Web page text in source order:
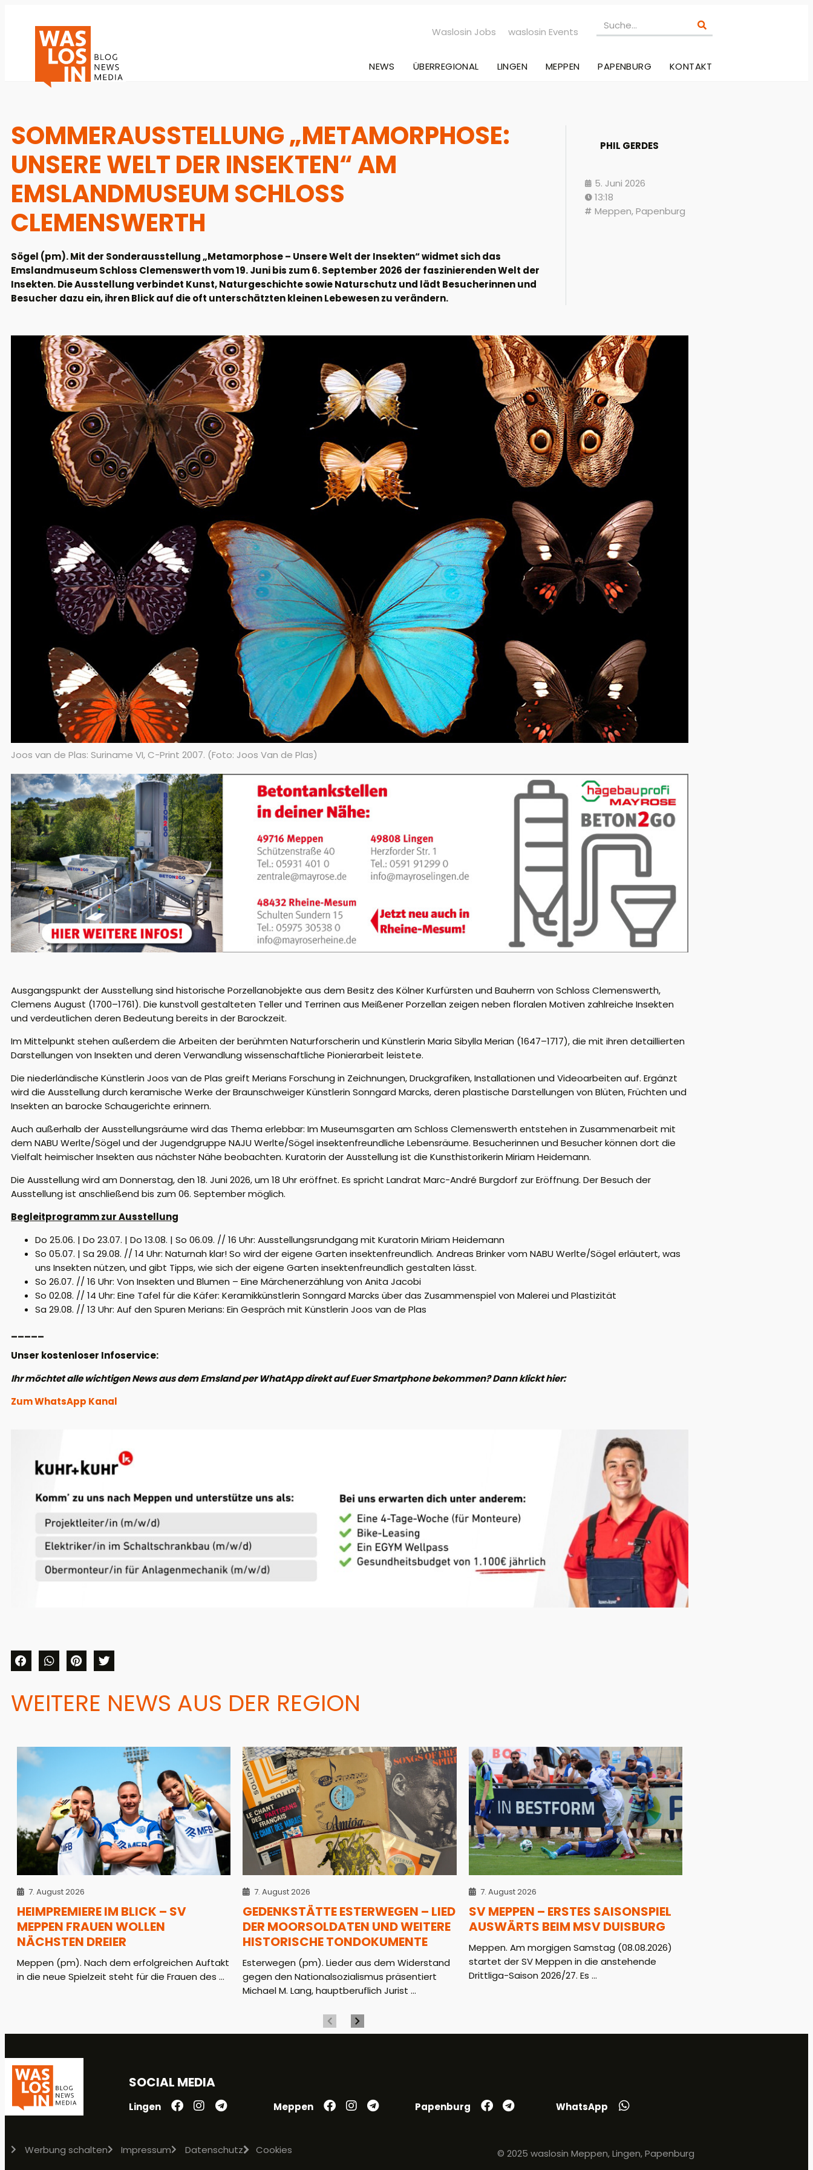
Waslosin Jobs waslosin Events
NEWS ÜBERREGIONAL LINGEN MEPPEN PAPENBURG KONTAKT
SOMMERAUSSTELLUNG „METAMORPHOSE:
UNSERE WELT DER INSEKTEN“ AM
EMSLANDMUSEUM SCHLOSS
CLEMENSWERTH
Sögel (pm). Mit der Sonderausstellung „Metamorphose – Unsere Welt der Insekten“ widmet sich das
Emslandmuseum Schloss Clemenswerth vom 19. Juni bis zum 6. September 2026 der faszinierenden Welt der
Insekten. Die Ausstellung verbindet Kunst, Naturgeschichte sowie Naturschutz und lädt Besucherinnen und
Besucher dazu ein, ihren Blick auf die oft unterschätzten kleinen Lebewesen zu verändern.
PHIL GERDES
5. Juni 2026
13:18
Meppen,Papenburg
Joos van de Plas: Suriname VI, C-Print 2007. (Foto: Joos Van de Plas)
Ausgangspunkt der Ausstellung sind historische Porzellanobjekte aus dem Besitz des Kölner Kurfürsten und Bauherrn von Schloss Clemenswerth,
Clemens August (1700–1761). Die kunstvoll gestalteten Teller und Terrinen aus Meißener Porzellan zeigen neben floralen Motiven zahlreiche Insekten
und verdeutlichen deren Bedeutung bereits in der Barockzeit.
Im Mittelpunkt stehen außerdem die Arbeiten der berühmten Naturforscherin und Künstlerin Maria Sibylla Merian (1647–1717), die mit ihren detaillierten
Darstellungen von Insekten und deren Verwandlung wissenschaftliche Pionierarbeit leistete.
Die niederländische Künstlerin Joos van de Plas greift Merians Forschung in Zeichnungen, Druckgrafiken, Installationen und Videoarbeiten auf. Ergänzt
wird die Ausstellung durch keramische Werke der Braunschweiger Künstlerin Sonngard Marcks, deren plastische Darstellungen von Blüten, Früchten und
Insekten an barocke Schaugerichte erinnern.
Auch außerhalb der Ausstellungsräume wird das Thema erlebbar: Im Museumsgarten am Schloss Clemenswerth entstehen in Zusammenarbeit mit
dem NABU Werlte/Sögel und der Jugendgruppe NAJU Werlte/Sögel insektenfreundliche Lebensräume. Besucherinnen und Besucher können dort die
Vielfalt heimischer Insekten aus nächster Nähe beobachten. Kuratorin der Ausstellung ist die Kunsthistorikerin Miriam Heidemann.
Die Ausstellung wird am Donnerstag, den 18. Juni 2026, um 18 Uhreröffnet. Es spricht Landrat Marc-André Burgdorf zur Eröffnung. Der Besuch der
Ausstellung ist anschließend bis zum 06. September möglich.
Begleitprogramm zur Ausstellung
Do 25.06. | Do 23.07. | Do 13.08. | So 06.09. // 16 Uhr: Ausstellungsrundgang mit Kuratorin Miriam Heidemann
So 05.07. | Sa 29.08. // 14 Uhr: Naturnah klar! So wird der eigene Garten insektenfreundlich. Andreas Brinker vom NABU Werlte/Sögel erläutert, was
uns Insekten nützen, und gibt Tipps, wie sich der eigene Garten insektenfreundlich gestalten lässt.
So 26.07. // 16 Uhr: Von Insekten und Blumen – Eine Märchenerzählung von Anita Jacobi
So 02.08. // 14 Uhr: Eine Tafel für die Käfer: Keramikkünstlerin Sonngard Marcks über das Zusammenspiel von Malerei und Plastizität
Sa 29.08. // 13 Uhr: Auf den Spuren Merians: Ein Gespräch mit Künstlerin Joos van de Plas
Unser kostenloser Infoservice:
Ihr möchtet alle wichtigen News aus dem Emsland per WhatApp direkt auf Euer Smartphone bekommen? Dann klickt hier:
Zum WhatsApp Kanal
WEITERE NEWS AUS DER REGION
7. August 2026
HEIMPREMIERE IM BLICK – SV
MEPPEN FRAUEN WOLLEN
NÄCHSTEN DREIER
Meppen (pm). Nach dem erfolgreichen Auftakt
in die neue Spielzeit steht für die Frauen des ...
7. August 2026
GEDENKSTÄTTE ESTERWEGEN – LIED
DER MOORSOLDATEN UND WEITERE
HISTORISCHE TONDOKUMENTE
Esterwegen (pm). Lieder aus dem Widerstand
gegen den Nationalsozialismus präsentiert
Michael M. Lang, hauptberuflich Jurist ...
7. August 2026
SV MEPPEN – ERSTES SAISONSPIEL
AUSWÄRTS BEIM MSV DUISBURG
Meppen. Am morgigen Samstag (08.08.2026)
startet der SV Meppen in die anstehende
Drittliga-Saison 2026/27. Es ...
SOCIAL MEDIA
Lingen Meppen Papenburg WhatsApp
Werbung schalten Impressum Datenschutz Cookies © 2025 waslosin Meppen, Lingen, Papenburg